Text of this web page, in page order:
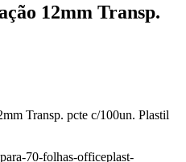
12mm Transp.
Transp. pcte c/100un. Plastil